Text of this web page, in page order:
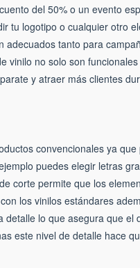
del 50% o un evento
tu logotipo o cualquier otro
tanto para
vinilo no solo son
y atraer más clientes
convencionales ya
puedes elegir letras
corte permite que los
los vinilos estándares
lo que asegura que el
este nivel de detalle hace